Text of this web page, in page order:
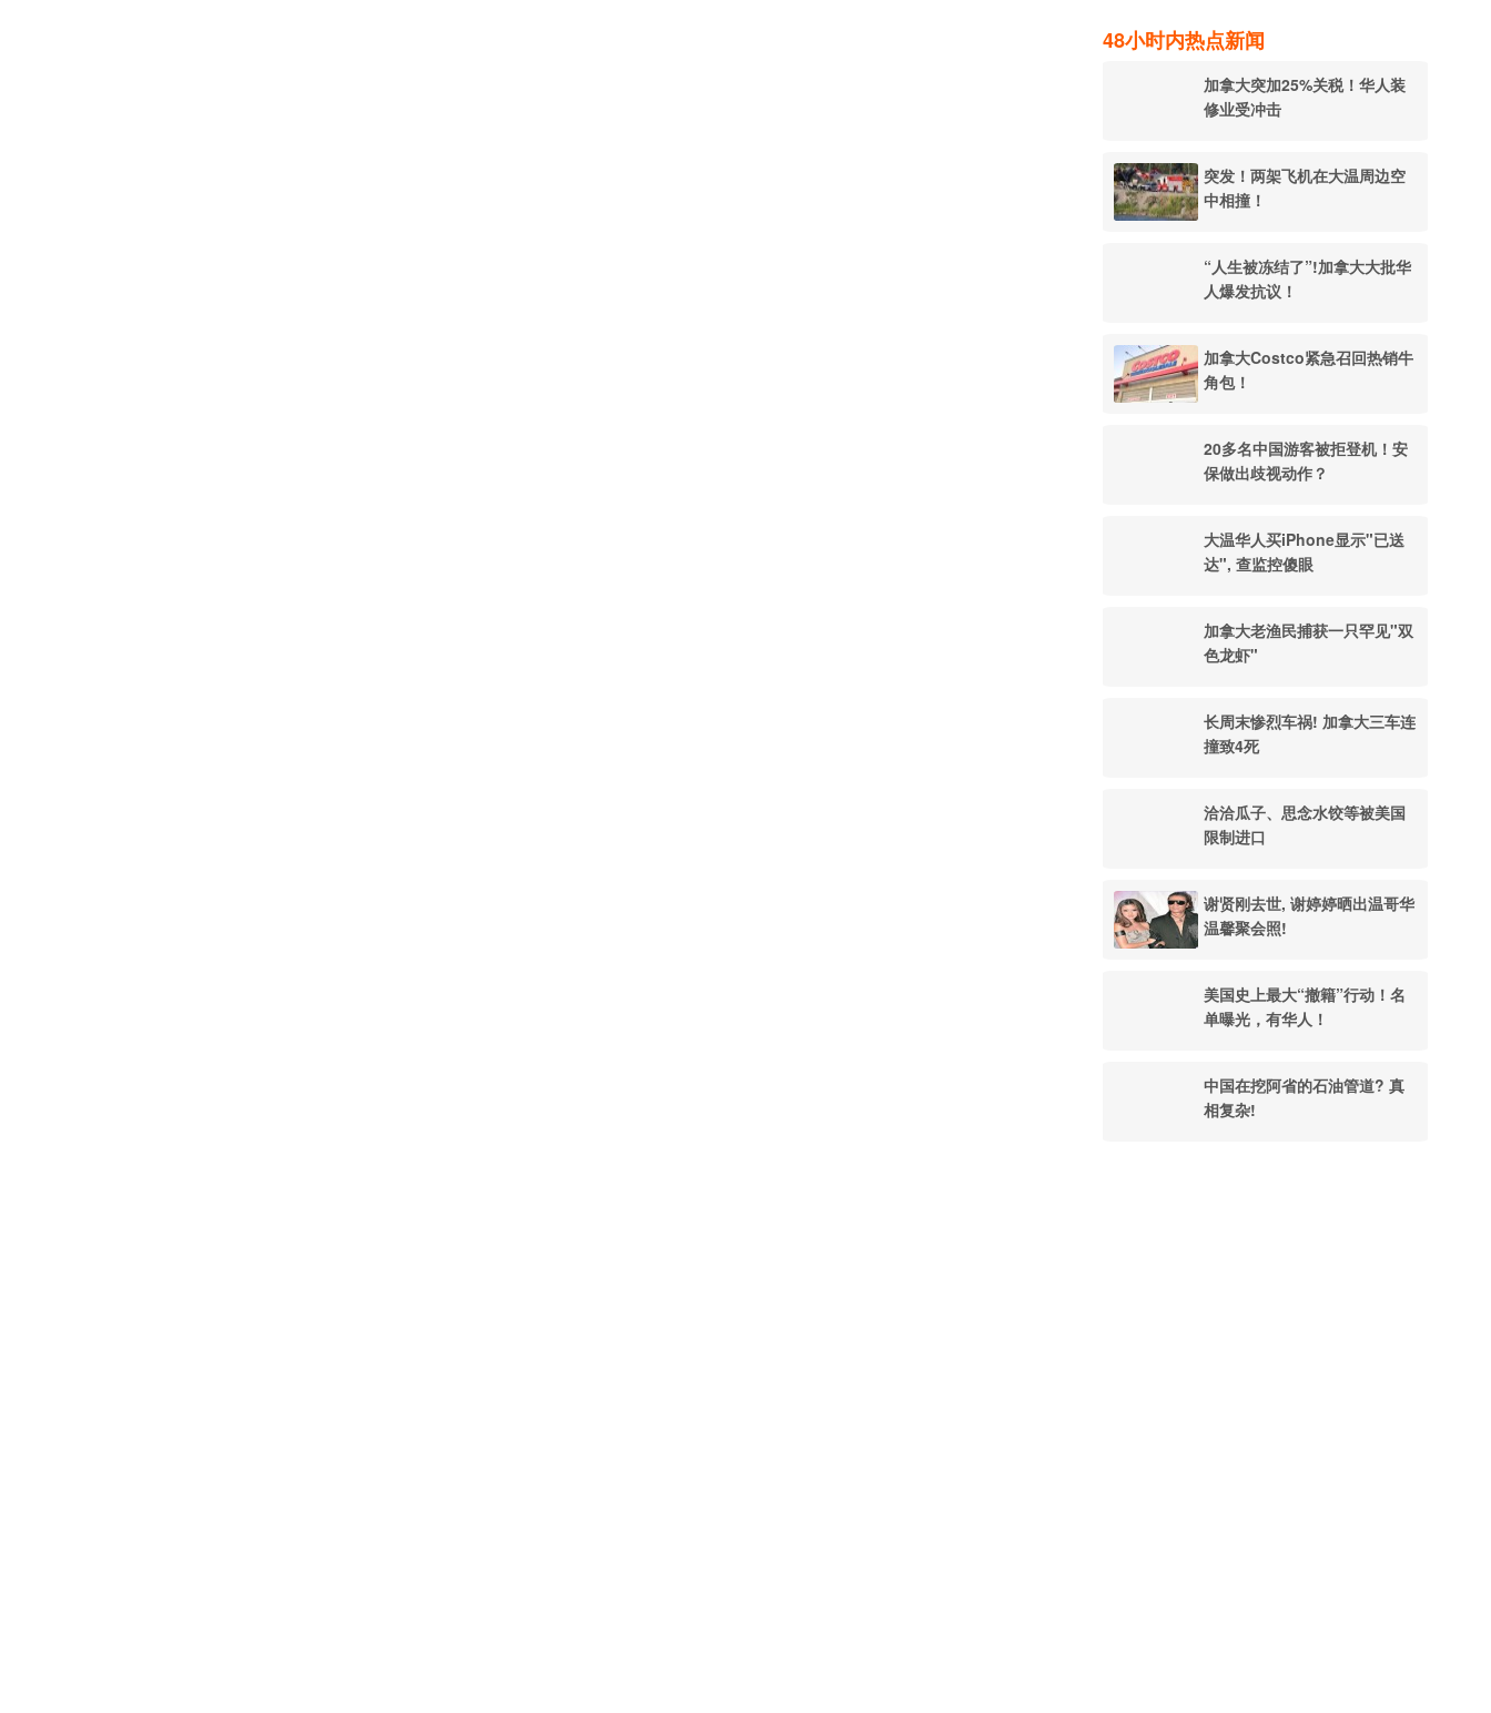
48小时内热点新闻
加拿大突加25%关税！华人装
修业受冲击
突发！两架飞机在大温周边空
中相撞！
“人生被冻结了”!加拿大大批华
人爆发抗议！
加拿大Costco紧急召回热销牛
角包！
20多名中国游客被拒登机！安
保做出歧视动作？
大温华人买iPhone显示"已送
达", 查监控傻眼
加拿大老渔民捕获一只罕见"双
色龙虾"
长周末惨烈车祸! 加拿大三车连
撞致4死
洽洽瓜子、思念水饺等被美国
限制进口
谢贤刚去世, 谢婷婷晒出温哥华
温馨聚会照!
美国史上最大“撤籍”行动！名
单曝光，有华人！
中国在挖阿省的石油管道? 真
相复杂!